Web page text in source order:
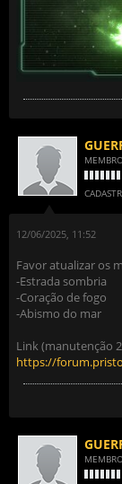
MEMBRO
12/06/2025, 11:52
Favor atualizar os
-Estrada sombria
-Coração de fogo
-Abismo do mar
Link (manutenção
https://
MEMBRO